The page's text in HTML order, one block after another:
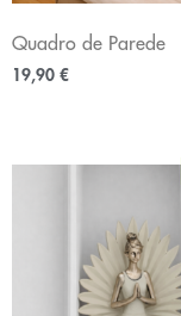
Quadro de Parede
19,90 €